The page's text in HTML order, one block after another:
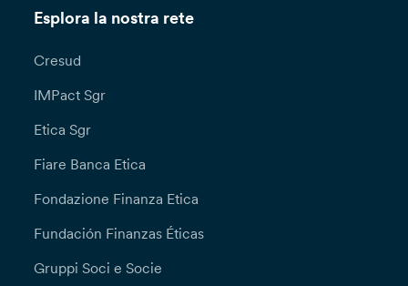
Esplora la nostra rete
Cresud
IMPact Sgr
Etica Sgr
Fiare Banca Etica
Fondazione Finanza Etica
Fundación Finanzas Éticas
Gruppi Soci e Socie